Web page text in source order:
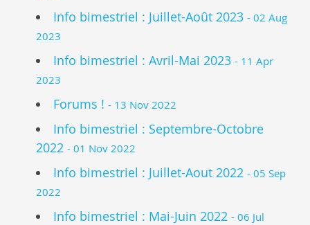
Info bimestriel : Juillet-Août 2023 - 02 Aug
2023
Info bimestriel : Avril-Mai 2023 - 11 Apr
2023
Forums ! - 13 Nov 2022
Info bimestriel : Septembre-Octobre
2022 - 01 Nov 2022
Info bimestriel : Juillet-Aout 2022 - 05 Sep
2022
Info bimestriel : Mai-Juin 2022 - 06 Jul